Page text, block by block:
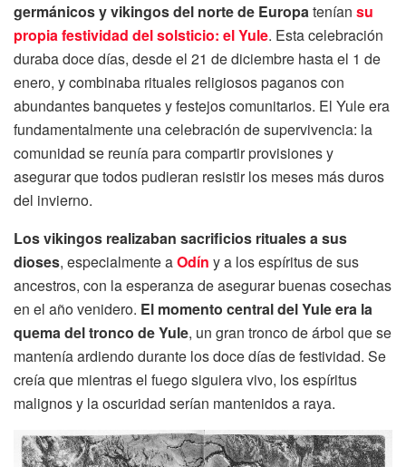
germánicos y vikingos del norte de Europatenían su
propia festividad del solsticio: el Yule. Esta celebración
duraba doce días, desde el 21 de diciembre hasta el 1 de
enero, y combinaba rituales religiosos paganos con
abundantes banquetes y festejos comunitarios. El Yule era
fundamentalmente una celebración de supervivencia: la
comunidad se reunía para compartir provisiones y
asegurar que todos pudieran resistir los meses más duros
del invierno.
Los vikingos realizaban sacrificios rituales a sus
dioses, especialmente aOdín y a los espíritus de sus
ancestros, con la esperanza de asegurar buenas cosechas
en el año venidero. El momento central del Yule era la
quema del tronco de Yule, un gran tronco de árbol que se
mantenía ardiendo durante los doce días de festividad. Se
creía que mientras el fuego siguiera vivo, los espíritus
malignos y la oscuridad serían mantenidos a raya.